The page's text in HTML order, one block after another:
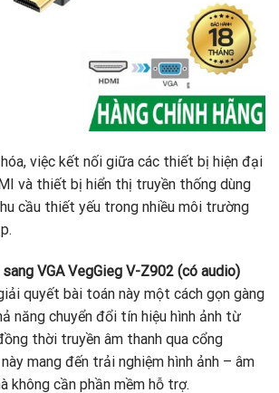
việc kết nối giữa các thiết bị hiện đại
và thiết bị hiển thị truyền thống dùng
cầu thiết yếu trong nhiều môi trường
VGA VegGieg V-Z902 (có audio)
quyết bài toán này một cách gọn gàng
năng chuyển đổi tín hiệu hình ảnh từ
thời truyền âm thanh qua cổng
mang đến trải nghiệm hình ảnh – âm
không cần phần mềm hỗ trợ.